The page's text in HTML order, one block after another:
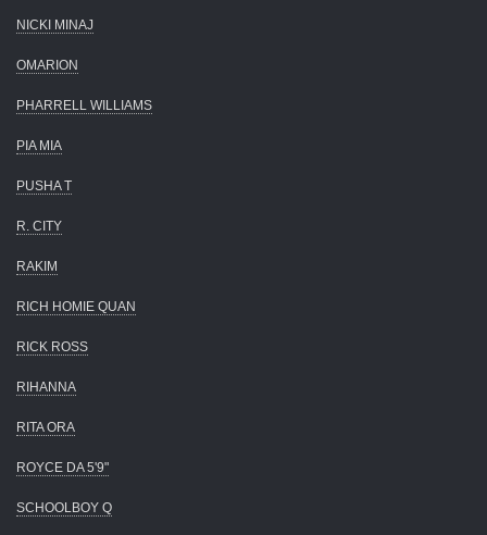
NICKI MINAJ
OMARION
PHARRELL WILLIAMS
PIA MIA
PUSHA T
R. CITY
RAKIM
RICH HOMIE QUAN
RICK ROSS
RIHANNA
RITA ORA
ROYCE DA 5'9"
SCHOOLBOY Q